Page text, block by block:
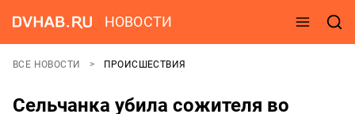
НОВОСТИ
ВСЕ НОВОСТИ ПРОИСШЕСТВИЯ
Сельчанка убила сожителя во